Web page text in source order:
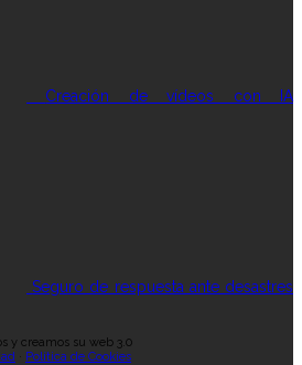
Creación de vídeos con IA
Seguro de respuesta ante desastres
y creamos su web 3.0
· Política de Cookies